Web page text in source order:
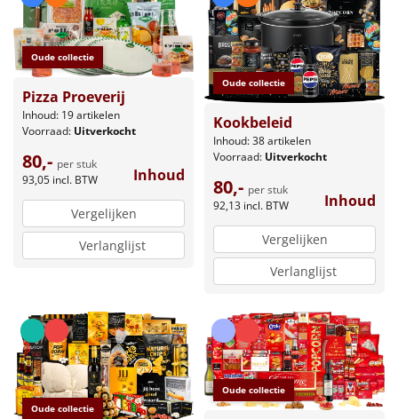
Oude collectie
Pizza Proeverij
Inhoud: 19 artikelen
Voorraad: Uitverkocht
80,- per stuk
93,05 incl. BTW Inhoud
Vergelijken
Verlanglijst
Oude collectie
Kookbeleid
Inhoud: 38 artikelen
Voorraad: Uitverkocht
80,- per stuk
92,13 incl. BTW Inhoud
Vergelijken
Verlanglijst
Oude collectie
Oude collectie